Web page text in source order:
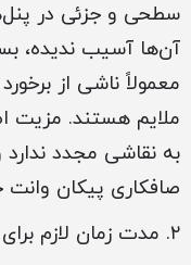
سطحی و جزئی در
آن‌ها آسیب ندیده،
معمولاً ناشی از
ملایم هستند. مزیت
به نقاشی مجدد ندارد
صافکاری پیکان
۲. مدت زمان لازم برای صافکاری پیکان وانت چقدر است؟